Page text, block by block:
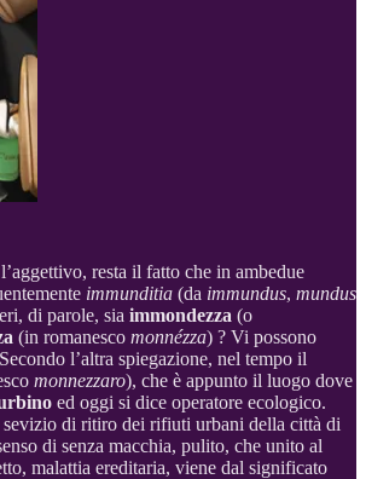
resta il fatto che in ambedue
immunditia (da immundus, mundus
di parole, sia immondezza (o
(in romanesco monnézza) ? Vi possono
l’altra spiegazione, nel tempo il
monnezzaro), che è appunto il luogo dove
ed oggi si dice operatore ecologico.
sevizio di ritiro dei rifiuti urbani della città di
di senza macchia, pulito, che unito al
malattia ereditaria, viene dal significato